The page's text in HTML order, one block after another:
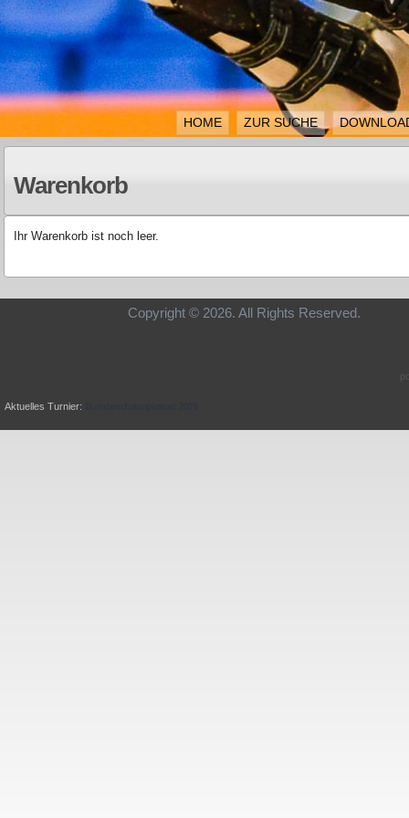
HOME ZUR SUCHE
Warenkorb
Ihr Warenkorb ist noch leer.
Copyright © 2026. All Rights
Aktuelles Turnier: